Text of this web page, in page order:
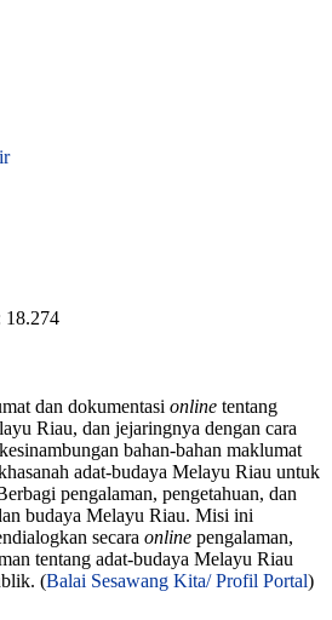
18.274
dan dokumentasi online tentang
Riau, dan jejaringnya dengan cara
bahan-bahan maklumat
adat-budaya Melayu Riau untuk
pengalaman, pengetahuan, dan
budaya Melayu Riau. Misi ini
secara online pengalaman,
tentang adat-budaya Melayu Riau
(Balai Sesawang Kita/ Profil Portal)